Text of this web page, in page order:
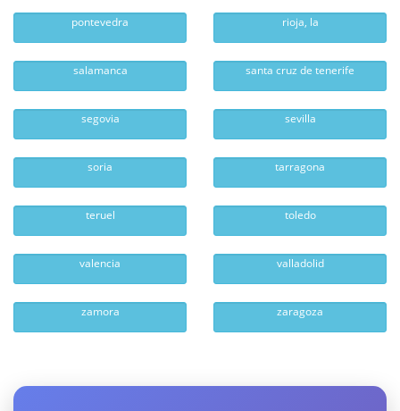
pontevedra rioja, la
salamanca santa cruz de tenerife
segovia sevilla
soria tarragona
teruel toledo
valencia valladolid
zamora zaragoza